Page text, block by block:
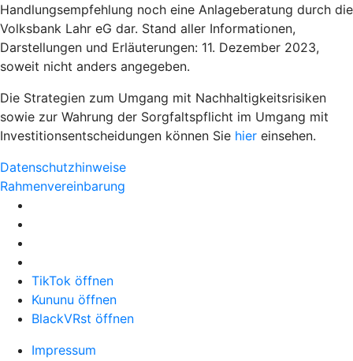
Handlungsempfehlung noch eine Anlageberatung durch die
Volksbank Lahr eG dar. Stand aller Informationen,
Darstellungen und Erläuterungen: 11. Dezember 2023,
soweit nicht anders angegeben.
Die Strategien zum Umgang mit Nachhaltigkeitsrisiken
sowie zur Wahrung der Sorgfaltspflicht im Umgang mit
Investitionsentscheidungen können Sie hier einsehen.
Datenschutzhinweise
Rahmenvereinbarung
TikTok öffnen
Kununu öffnen
BlackVRst öffnen
Impressum